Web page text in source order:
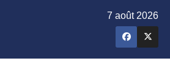
7 août 2026